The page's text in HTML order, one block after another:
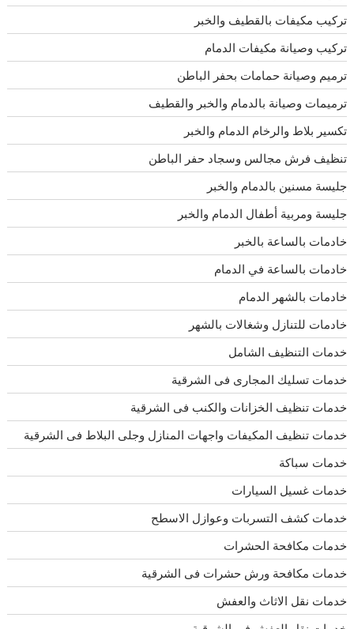
تركيب مكيفات بالقطيف والخبر
تركيب وصيانة مكيفات الدمام
ترميم وصيانة حمامات بحفر الباطن
ترميمات وصيانة بالدمام والخبر والقطيف
تكسير بلاط والرخام الدمام والخبر
تنظيف فرش مجالس وسجاد حفر الباطن
جليسة مسنين بالدمام والخبر
جليسة ومربية أطفال الدمام والخبر
خادمات بالساعة بالخبر
خادمات بالساعة في الدمام
خادمات بالشهر الدمام
خادمات للتنازل وشغالات بالشهر
خدمات التنظيف الشامل
خدمات تسليك المجارى فى الشرقية
خدمات تنظيف الخزانات والكنب فى الشرقية
خدمات تنظيف المكيفات واجهات المنازل وجلى البلاط فى الشرقية
خدمات سباكة
خدمات غسيل السيارات
خدمات كشف التسربات وعوازل الاسطح
خدمات مكافحة الحشرات
خدمات مكافحة ورش حشرات فى الشرقية
خدمات نقل الاثاث والعفش